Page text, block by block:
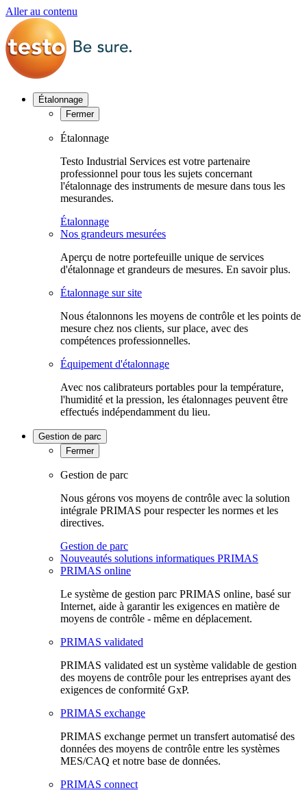
Aller au contenu
Étalonnage
Fermer
Étalonnage
Testo Industrial Services est votre partenaire
professionnel pour tous les sujets concernant
l'étalonnage des instruments de mesure dans tous les
mesurandes.
Étalonnage
Nos grandeurs mesurées
Aperçu de notre portefeuille unique de services
d'étalonnage et grandeurs de mesures. En savoir plus.
Étalonnage sur site
Nous étalonnons les moyens de contrôle et les points de
mesure chez nos clients, sur place, avec des
compétences professionnelles.
Équipement d'étalonnage
Avec nos calibrateurs portables pour la température,
l'humidité et la pression, les étalonnages peuvent être
effectués indépendamment du lieu.
Gestion de parc
Fermer
Gestion de parc
Nous gérons vos moyens de contrôle avec la solution
intégrale PRIMAS pour respecter les normes et les
directives.
Gestion de parc
Nouveautés solutions informatiques PRIMAS
PRIMAS online
Le système de gestion parc PRIMAS online, basé sur
Internet, aide à garantir les exigences en matière de
moyens de contrôle - même en déplacement.
PRIMAS validated
PRIMAS validated est un système validable de gestion
des moyens de contrôle pour les entreprises ayant des
exigences de conformité GxP.
PRIMAS exchange
PRIMAS exchange permet un transfert automatisé des
données des moyens de contrôle entre les systèmes
MES/CAQ et notre base de données.
PRIMAS connect